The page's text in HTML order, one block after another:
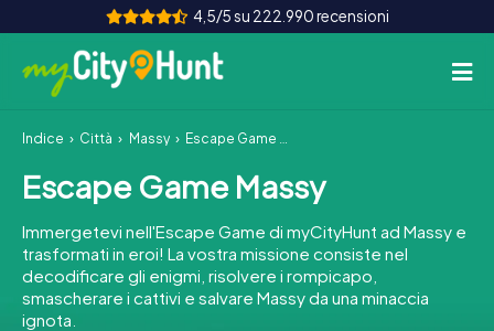
4,5/5 su 222.990 recensioni
Come funziona
Città
Tour
Team Building
Indice Città Massy Escape Game Massy
Escape Game Massy
Immergetevi nell'Escape Game di myCityHunt ad Massy e
trasformati in eroi! La vostra missione consiste nel
decodificare gli enigmi, risolvere i rompicapo,
smascherare i cattivi e salvare Massy da una minaccia
ignota.